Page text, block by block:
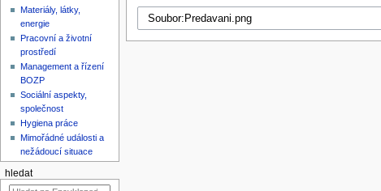
Materiály, látky,
energie
Pracovní a životní
prostředí
Management a řízení
BOZP
Sociální aspekty,
společnost
Hygiena práce
Mimořádné události a
nežádoucí situace
hledat